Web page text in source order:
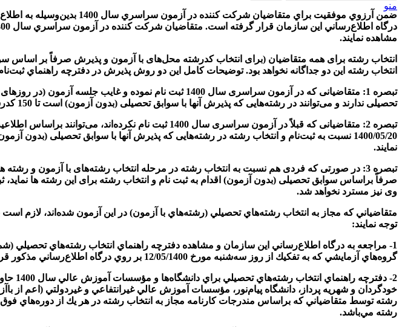
منو
ضمن آرزوي موفقيت براي
مشاهده نمایند.
انتخاب رشته اين دو جداگانه نخواهد بود. توضيحات كامل اين دو روش پذیرش در دفترچه‌ راهنماي ثبت‌نام و انتخاب رشته
تحصیلی ندارند و می‌توانند در رشته‌هایی که پذیرش آنها با سوابق تحصیلی (بدون آزمون) است تا 150 کدرشته محل از دفترچه راهنمای انتخاب رشته انتخاب نموده و در فرم انتخاب رشته درج نمایند.
1400/05/20 نسبت به ثبت‌نام و انتخاب رشته در رشته‌هایی که پذیرش آنها با سوابق تحصیلی
نمایند.
تبصره 3: در صورتی که فردی هم نسبت به انتخاب رشته در مرحله انتخاب رشته‌های با آزمون و
صرفاً براساس سوابق تحصیلی (بدون آزمون) اقدام به ثبت نام و انتخاب رشته برای این رشته ها
وی نیز مسترد نخواهد شد.
توجه نمايند:
گروه‌هاي آزمايشي كه به تفكيك از روز سه‌شنبه مورخ 12/05/1400 بر روي درگاه اطلاع‌رساني مذكور قرار خواهد گرفت.
2-
خودگردان و شهریه پرداز، دانشگاه پيام‌نور، مؤسسات آموزش عالي غيرانتفاعي و غيردولتي (اعم
رشته توسط متقاضياني كه براساس مندرجات كارنامه مجاز به انتخاب رشته در هر يك از دوره‌هاي
رشته مي‌باشد.